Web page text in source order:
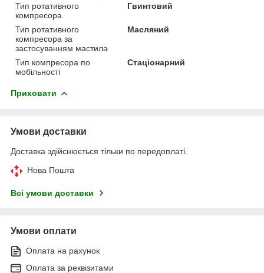
Тип ротативного
компресора
Гвинтовий
Тип ротативного
компресора за
застосуванням мастила
Масляний
Тип компресора по
мобільності
Стаціонарний
Приховати
Умови доставки
Доставка здійснюється тільки по передоплаті.
Нова Пошта
Всі умови доставки
Умови оплати
Оплата на рахунок
Оплата за реквізитами